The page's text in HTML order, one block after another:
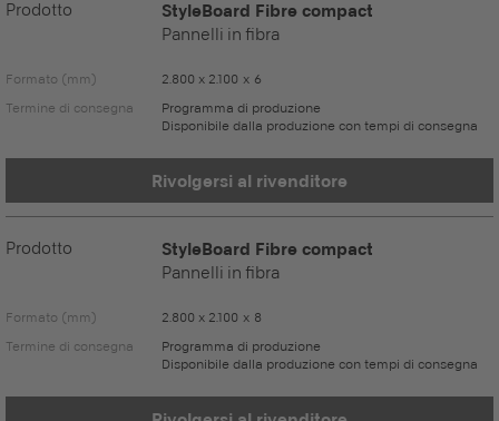
Prodotto StyleBoard Fibre compact
Pannelli in fibra
Formato (mm)
2.800 x 2.100 x 6
Termine di consegna
Programma di produzione
Disponibile dalla produzione con tempi di consegna
Rivolgersi al rivenditore
Prodotto StyleBoard Fibre compact
Pannelli in fibra
Formato (mm)
2.800 x 2.100 x 8
Termine di consegna
Programma di produzione
Disponibile dalla produzione con tempi di consegna